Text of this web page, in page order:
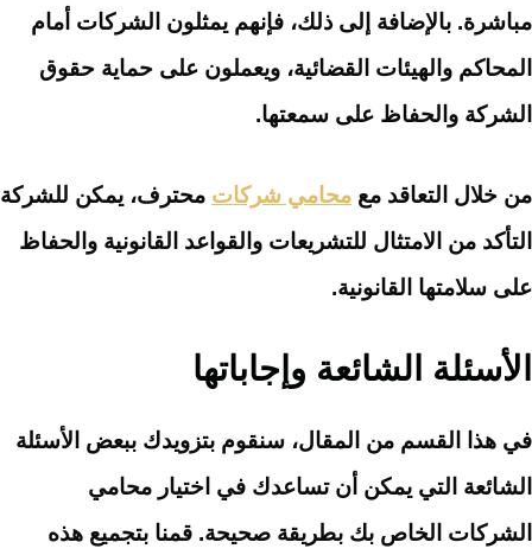
مباشرة. بالإضافة إلى ذلك، فإنهم يمثلون الشركات أمام
المحاكم والهيئات القضائية، ويعملون على حماية حقوق
الشركة والحفاظ على سمعتها.
من خلال التعاقد مع محامي شركات محترف، يمكن للشركة
التأكد من الامتثال للتشريعات والقواعد القانونية والحفاظ
على سلامتها القانونية.
الأسئلة الشائعة وإجاباتها
في هذا القسم من المقال، سنقوم بتزويدك ببعض الأسئلة
الشائعة التي يمكن أن تساعدك في اختيار محامي
الشركات الخاص بك بطريقة صحيحة. قمنا بتجميع هذه